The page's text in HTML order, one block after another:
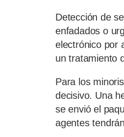
Detección de
enfadados o
electrónico por
un tratamiento
Para los
decisivo. Una
se envió el
agentes